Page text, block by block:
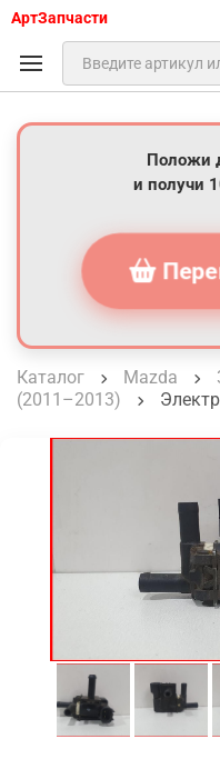
АртЗапчасти
Положи
и получи
Каталог Mazda
(2011–2013)